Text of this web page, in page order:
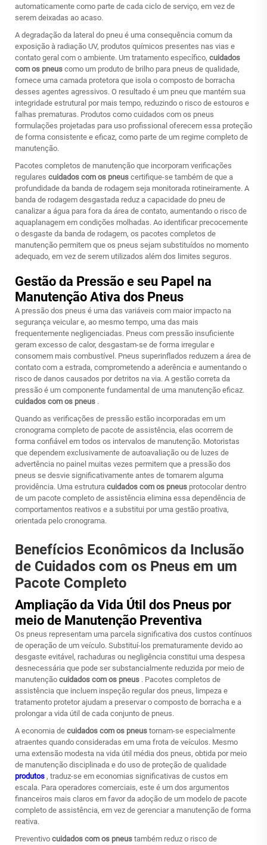
automaticamente como parte de cada ciclo de serviço, em vez de
serem deixadas ao acaso.
A degradação da lateral do pneu é uma consequência comum da
exposição à radiação UV, produtos químicos presentes nas vias e
contato geral com o ambiente. Um tratamento específico, cuidados
com os pneus como um produto de brilho para pneus de qualidade,
fornece uma camada protetora que isola o composto de borracha
desses agentes agressivos. O resultado é um pneu que mantém sua
integridade estrutural por mais tempo, reduzindo o risco de estouros e
falhas prematuras. Produtos como cuidados com os pneus
formulações projetadas para uso profissional oferecem essa proteção
de forma consistente e eficaz, como parte de um regime completo de
manutenção.
Pacotes completos de manutenção que incorporam verificações
regulares cuidados com os pneus certifique-se também de que a
profundidade da banda de rodagem seja monitorada rotineiramente. A
banda de rodagem desgastada reduz a capacidade do pneu de
canalizar a água para fora da área de contato, aumentando o risco de
aquaplanagem em condições molhadas. Ao identificar precocemente
o desgaste da banda de rodagem, os pacotes completos de
manutenção permitem que os pneus sejam substituídos no momento
adequado, em vez de serem utilizados além dos limites seguros.
Gestão da Pressão e seu Papel na
Manutenção Ativa dos Pneus
A pressão dos pneus é uma das variáveis com maior impacto na
segurança veicular e, ao mesmo tempo, uma das mais
frequentemente negligenciadas. Pneus com pressão insuficiente
geram excesso de calor, desgastam-se de forma irregular e
consomem mais combustível. Pneus superinflados reduzem a área de
contato com a estrada, comprometendo a aderência e aumentando o
risco de danos causados por detritos na via. A gestão correta da
pressão é um componente fundamental de uma manutenção eficaz.
cuidados com os pneus .
Quando as verificações de pressão estão incorporadas em um
cronograma completo de pacote de assistência, elas ocorrem de
forma confiável em todos os intervalos de manutenção. Motoristas
que dependem exclusivamente de autoavaliação ou de luzes de
advertência no painel muitas vezes permitem que a pressão dos
pneus se desvie significativamente antes de tomarem alguma
providência. Uma estrutura cuidados com os pneus protocolar dentro
de um pacote completo de assistência elimina essa dependência de
comportamentos reativos e a substitui por uma gestão proativa,
orientada pelo cronograma.
Benefícios Econômicos da Inclusão
de Cuidados com os Pneus em um
Pacote Completo
Ampliação da Vida Útil dos Pneus por
meio de Manutenção Preventiva
Os pneus representam uma parcela significativa dos custos contínuos
de operação de um veículo. Substituí-los prematuramente devido ao
desgaste evitável, rachaduras ou negligência constitui uma despesa
desnecessária que pode ser substancialmente reduzida por meio de
manutenção cuidados com os pneus . Pacotes completos de
assistência que incluem inspeção regular dos pneus, limpeza e
tratamento protetor ajudam a preservar o composto de borracha e a
prolongar a vida útil de cada conjunto de pneus.
A economia de cuidados com os pneus tornam-se especialmente
atraentes quando consideradas em uma frota de veículos. Mesmo
uma extensão modesta na vida útil média dos pneus, obtida por meio
de manutenção disciplinada e do uso de proteção de qualidade
produtos , traduz-se em economias significativas de custos em
escala. Para operadores comerciais, este é um dos argumentos
financeiros mais claros em favor da adoção de um modelo de pacote
completo de assistência, em vez de gerenciar a manutenção de forma
reativa.
Preventivo cuidados com os pneus também reduz o risco de